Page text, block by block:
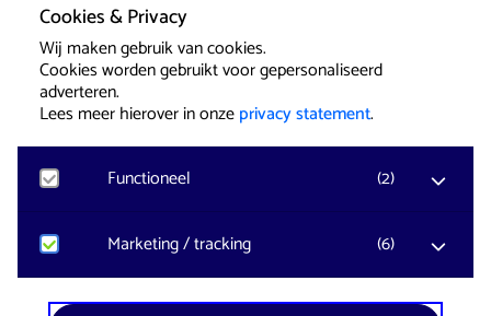
Cookies & Privacy
Wij maken gebruik van cookies.
Cookies worden gebruikt voor gepersonaliseerd
adverteren.
Lees meer hierover in onzeprivacy statement.
Functioneel (2)
Noodzakelijk
Voor het functioneren van de website en het
onthouden van voorkeuren worden functionele
cookies geplaatst. Hierbij worden geen
Marketing / tracking (6)
YouTube
Voorwaarden CookiesPers
Website & Identity byEagerly